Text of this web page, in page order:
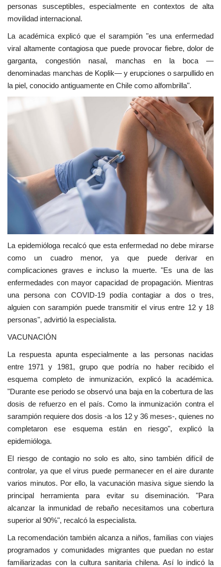
personas susceptibles, especialmente en contextos de alta
movilidad internacional.
La académica explicó que el sarampión "es una enfermedad
viral altamente contagiosa que puede provocar fiebre, dolor de
garganta, congestión nasal, manchas en la boca —
denominadas manchas de Koplik— y erupciones o sarpullido en
la piel, conocido antiguamente en Chile como alfombrilla".
La epidemióloga recalcó que esta enfermedad no debe mirarse
como un cuadro menor, ya que puede derivar en
complicaciones graves e incluso la muerte. "Es una de las
enfermedades con mayor capacidad de propagación. Mientras
una persona con COVID-19 podía contagiar a dos o tres,
alguien con sarampión puede transmitir el virus entre 12 y 18
personas", advirtió la especialista.
VACUNACIÓN
La respuesta apunta especialmente a las personas nacidas
entre 1971 y 1981, grupo que podría no haber recibido el
esquema completo de inmunización, explicó la académica.
"Durante ese periodo se observó una baja en la cobertura de las
dosis de refuerzo en el país. Como la inmunización contra el
sarampión requiere dos dosis -a los 12 y 36 meses-, quienes no
completaron ese esquema están en riesgo", explicó la
epidemióloga.
El riesgo de contagio no solo es alto, sino también difícil de
controlar, ya que el virus puede permanecer en el aire durante
varios minutos. Por ello, la vacunación masiva sigue siendo la
principal herramienta para evitar su diseminación. "Para
alcanzar la inmunidad de rebaño necesitamos una cobertura
superior al 90%", recalcó la especialista.
La recomendación también alcanza a niños, familias con viajes
programados y comunidades migrantes que puedan no estar
familiarizadas con la cultura sanitaria chilena. Así lo indicó la